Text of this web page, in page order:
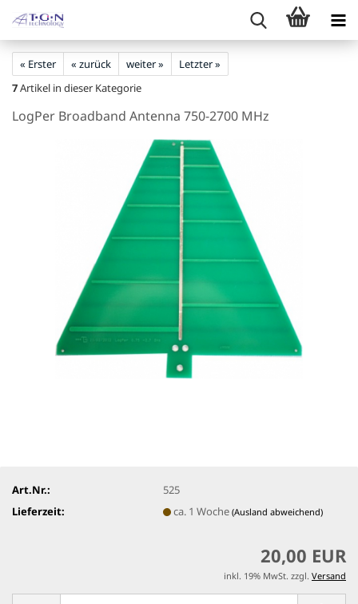
« Erster « zurück weiter »
Letzter »
7Artikel in dieser Kategorie
LogPer Broadband Antenna 750-2700 MHz
Art.Nr.:
525
Lieferzeit:
ca. 1 Woche(Ausland abweichend)
20,00 EUR
inkl. 19% MwSt. zzgl. Versand